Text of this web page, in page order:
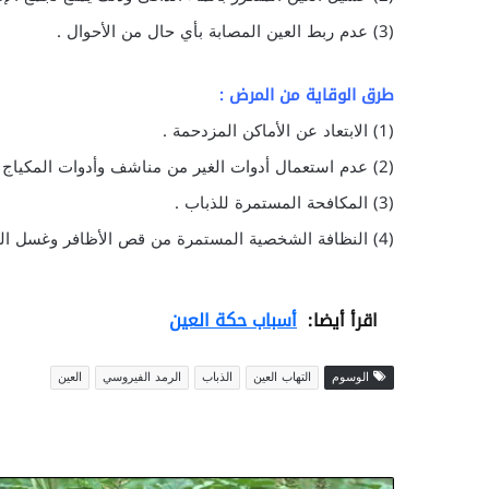
(3) عدم ربط العين المصابة بأي حال من الأحوال .
طرق الوقاية من المرض :
(1) الابتعاد عن الأماكن المزدحمة .
(2) عدم استعمال أدوات الغير من مناشف وأدوات المكياج وغيرها .
(3) المكافحة المستمرة للذباب .
(4) النظافة الشخصية المستمرة من قص الأظافر وغسل الوجة والعينين والمتكرر بالماء والصابون.
اقرأ أيضا: أسباب حكة العين
الوسوم التهاب العين الذباب الرمد الفيروسي العين